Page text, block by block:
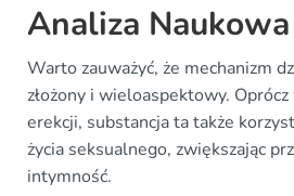
Analiza Naukowa
Warto zauważyć, że mechanizm
złożony i wieloaspektowy.
erekcji, substancja ta także
życia seksualnego, zwiększając
intymność.